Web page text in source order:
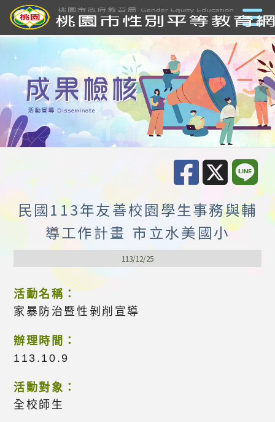
民國113年友善校園學生事務與輔
導工作計畫 市立水美國小
113/12/25
活動名稱：
家暴防治暨性剝削宣導
辦理時間：
113.10.9
活動對象：
全校師生